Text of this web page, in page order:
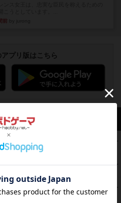
前
プリ版はこちら
数 急上昇中
PT
389 PT
378 PT
ー